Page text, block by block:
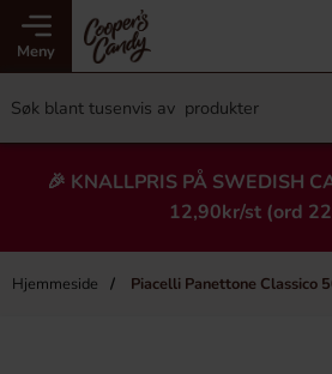
Meny
🎉 KNALLPRIS PÅ SWEDISH
12,90kr/st (ord
Hjemmeside Piacelli Panettone Classico